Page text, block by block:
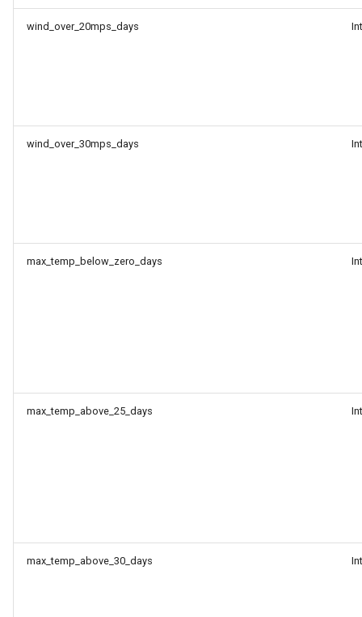
wind_over_20mps_days
wind_over_30mps_days
max_temp_below_zero_days
max_temp_above_25_days
max_temp_above_30_days